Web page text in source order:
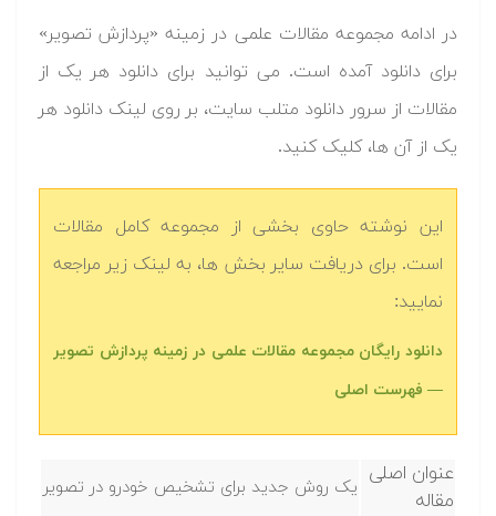
در ادامه مجموعه مقالات علمی در زمینه «پردازش تصویر»
برای دانلود آمده است. می توانید برای دانلود هر یک از
مقالات از سرور دانلود متلب سایت، بر روی لینک دانلود هر
یک از آن ها، کلیک کنید.
این نوشته حاوی بخشی از مجموعه کامل مقالات
است. برای دریافت سایر بخش ها، به لینک زیر مراجعه
نمایید:
دانلود رایگان مجموعه مقالات علمی در زمینه پردازش تصویر
— فهرست اصلی
عنوان اصلی
مقاله
یک روش جدید برای تشخیص خودرو در تصویر